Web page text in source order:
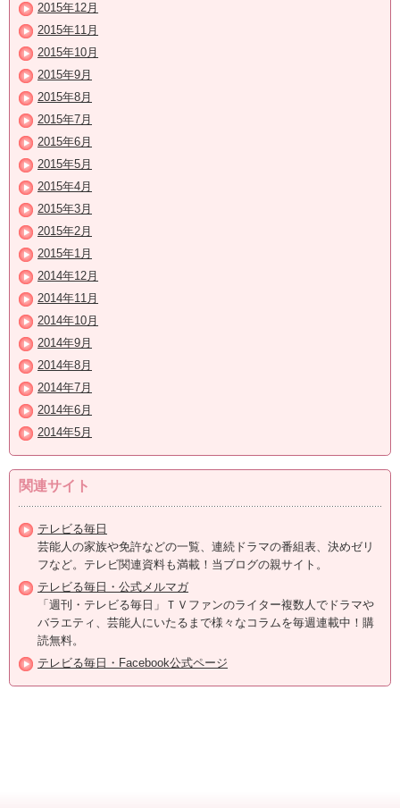
2015年12月
2015年11月
2015年10月
2015年9月
2015年8月
2015年7月
2015年6月
2015年5月
2015年4月
2015年3月
2015年2月
2015年1月
2014年12月
2014年11月
2014年10月
2014年9月
2014年8月
2014年7月
2014年6月
2014年5月
関連サイト
テレビる毎日
芸能人の家族や免許などの一覧、連続ドラマの番組表、決めゼリ
フなど。テレビ関連資料も満載！当ブログの親サイト。
テレビる毎日・公式メルマガ
「週刊・テレビる毎日」ＴＶファンのライター複数人でドラマや
バラエティ、芸能人にいたるまで様々なコラムを毎週連載中！購
読無料。
テレビる毎日・Facebook公式ページ